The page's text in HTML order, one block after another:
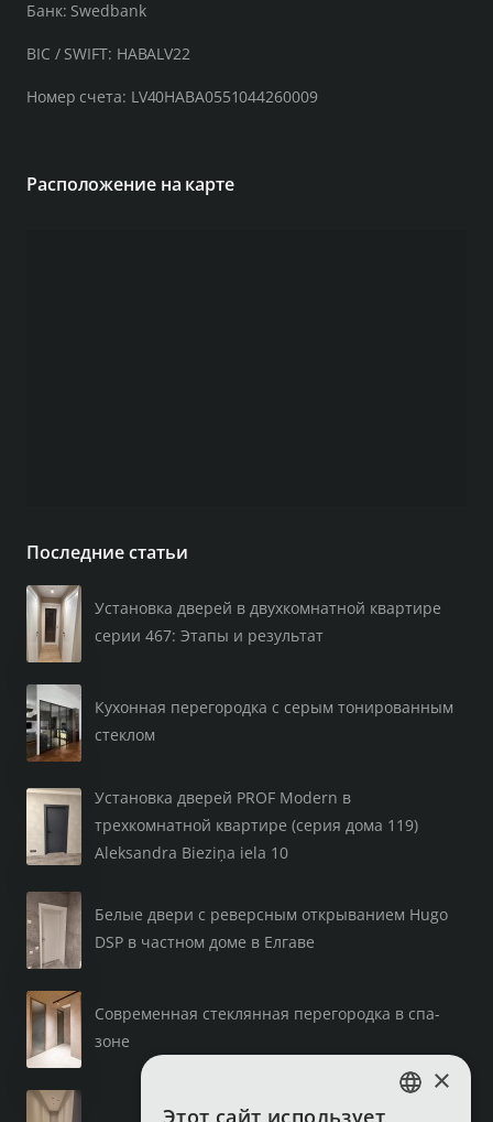
Банк: Swedbank
BIC / SWIFT: HABALV22
Номер счета: LV40HABA0551044260009
Расположение на карте
Последние статьи
Установка дверей в двухкомнатной квартире
серии 467: Этапы и результат
Кухонная перегородка с серым тонированным
стеклом
Установка дверей PROF Modern в
трехкомнатной квартире (серия дома 119)
Aleksandra Bieziņa iela 10
Белые двери с реверсным открыванием Hugo
DSP в частном доме в Елгаве
Современная стеклянная перегородка в спа-
зоне
×
Этот сайт использует